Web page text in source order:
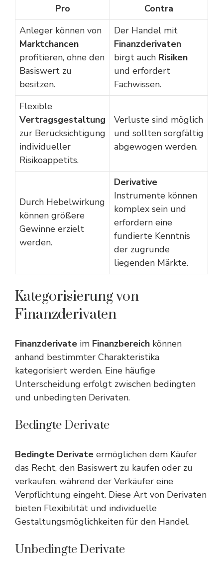
Pro
Contra
Anleger können von
Marktchancen
profitieren, ohne den
Basiswert zu
besitzen.
Der Handel mit
Finanzderivaten
birgt auch Risiken
und erfordert
Fachwissen.
Flexible
Vertragsgestaltung
zur Berücksichtigung
individueller
Risikoappetits.
Verluste sind möglich
und sollten sorgfältig
abgewogen werden.
Durch Hebelwirkung
können größere
Gewinne erzielt
werden.
Derivative
Instrumente können
komplex sein und
erfordern eine
fundierte Kenntnis
der zugrunde
liegenden Märkte.
Kategorisierung von
Finanzderivaten
Finanzderivate im Finanzbereich können
anhand bestimmter Charakteristika
kategorisiert werden. Eine häufige
Unterscheidung erfolgt zwischen bedingten
und unbedingten Derivaten.
Bedingte Derivate
Bedingte Derivate ermöglichen dem Käufer
das Recht, den Basiswert zu kaufen oder zu
verkaufen, während der Verkäufer eine
Verpflichtung eingeht. Diese Art von Derivaten
bieten Flexibilität und individuelle
Gestaltungsmöglichkeiten für den Handel.
Unbedingte Derivate